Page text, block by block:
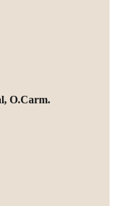
O.Carm.